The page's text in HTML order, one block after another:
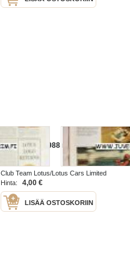
Lotus World 1988 nr 6
Club Team Lotus/Lotus Cars Limited
1988
Hinta: 4,00 €
LISÄÄ OSTOSKORIIN